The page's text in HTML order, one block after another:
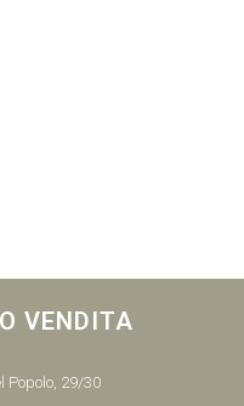
VENDITA
Popolo, 29/30